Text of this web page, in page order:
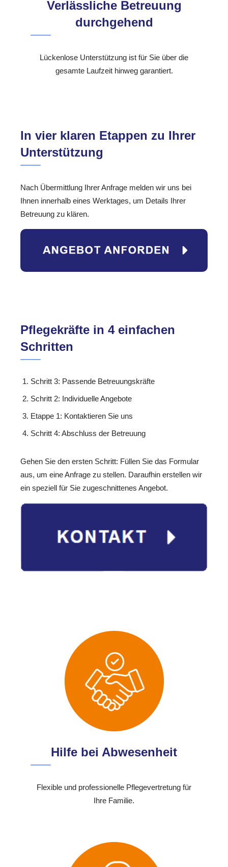
Verlässliche Betreuung
durchgehend
Lückenlose Unterstützung ist für Sie über die
gesamte Laufzeit hinweg garantiert.
In vier klaren Etappen zu Ihrer
Unterstützung
Nach Übermittlung Ihrer Anfrage melden wir uns bei
Ihnen innerhalb eines Werktages, um Details Ihrer
Betreuung zu klären.
Pflegekräfte in 4 einfachen
Schritten
Schritt 3: Passende Betreuungskräfte
Schritt 2: Individuelle Angebote
Etappe 1: Kontaktieren Sie uns
Schritt 4: Abschluss der Betreuung
Gehen Sie den ersten Schritt: Füllen Sie das Formular
aus, um eine Anfrage zu stellen. Daraufhin erstellen wir
ein speziell für Sie zugeschnittenes Angebot.
Hilfe bei Abwesenheit
Flexible und professionelle Pflegevertretung für
Ihre Familie.